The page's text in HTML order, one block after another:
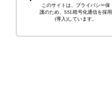
このサイトは、プライバシー保
護のため、SSL暗号化通信を採用
(導入)しています。